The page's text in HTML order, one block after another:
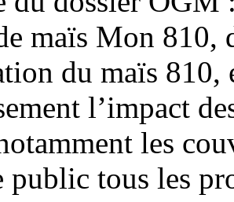
maïs Mon 810,
du maïs 810,
l’impact
les
public tous les